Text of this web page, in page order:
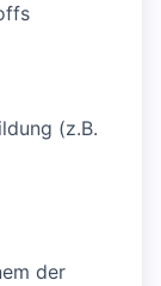
(z.B.
der